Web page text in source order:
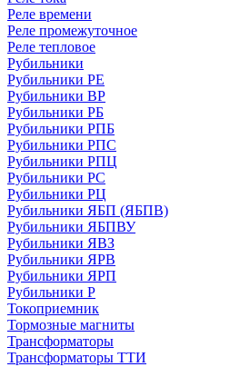
Реле времени
Реле промежуточное
Реле тепловое
Рубильники
Рубильники РЕ
Рубильники ВР
Рубильники РБ
Рубильники РПБ
Рубильники РПС
Рубильники РПЦ
Рубильники РС
Рубильники РЦ
Рубильники ЯБП (ЯБПВ)
Рубильники ЯБПВУ
Рубильники ЯВЗ
Рубильники ЯРВ
Рубильники ЯРП
Рубильники Р
Токоприемник
Тормозные магниты
Трансформаторы
Трансформаторы ТТИ